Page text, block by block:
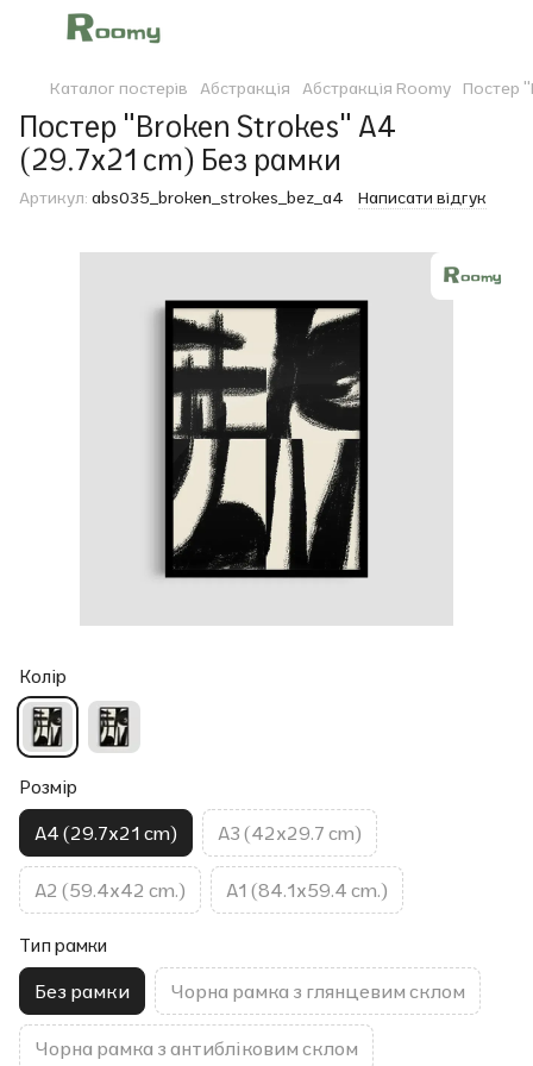
Каталог постерів Абстракція Абстракція Roomy Постер
Постер "Broken Strokes" A4
(29.7x21 cm) Без рамки
Артикул: abs035_broken_strokes_bez_a4 Написати відгук
Колір
Розмір
A4 (29.7x21 cm) A3 (42x29.7 cm)
A2 (59.4x42 cm.) A1 (84.1x59.4 cm.)
Тип рамки
Без рамки Чорна рамка з глянцевим склом
Чорна рамка з антибліковим склом